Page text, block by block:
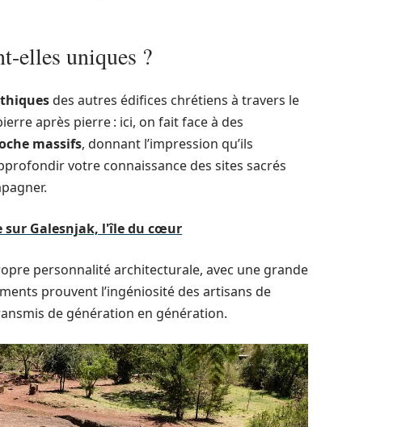
elles uniques ?
des autres édifices chrétiens à travers le
après pierre : ici, on fait face à des
massifs, donnant l’impression qu’ils
votre connaissance des sites sacrés
sur Galesnjak, l'île du cœur
personnalité architecturale, avec une grande
prouvent l’ingéniosité des artisans de
de génération en génération.